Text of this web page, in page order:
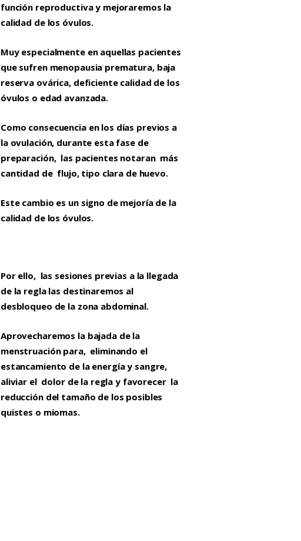
función reproductiva y mejoraremos la
calidad de los óvulos.
Muy especialmente en aquellas pacientes
que sufren menopausia prematura, baja
reserva ovárica, deficiente calidad de los
óvulos o edad avanzada.
Como consecuencia en los días previos a
la ovulación, durante esta fase de
preparación, las pacientes notaran más
cantidad de flujo, tipo clara de huevo.
Este cambio es un signo de mejoría de la
calidad de los óvulos.
Por ello, las sesiones previas a la llegada
de la regla las destinaremos al
desbloqueo de la zona abdominal.
Aprovecharemos la bajada de la
menstruación para, eliminando el
estancamiento de la energía y sangre,
aliviar el dolor de la regla y favorecer la
reducción del tamaño de los posibles
quistes o miomas.